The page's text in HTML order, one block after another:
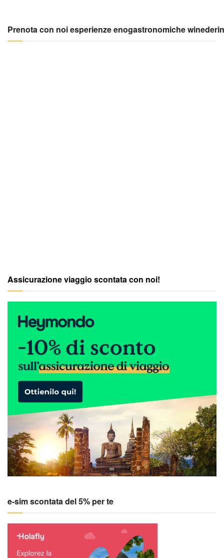
Prenota con noi esperienze enogastronomiche
Assicurazione viaggio scontata con noi!
e-sim scontata del 5% per te